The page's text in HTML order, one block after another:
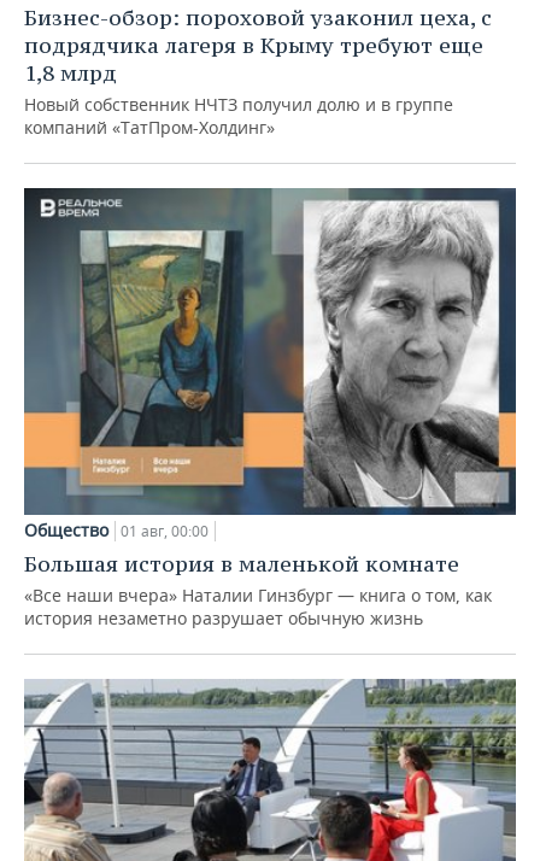
Бизнес-обзор: пороховой узаконил цеха, с
подрядчика лагеря в Крыму требуют еще
1,8 млрд
Новый собственник НЧТЗ получил долю и в группе
компаний «ТатПром-Холдинг»
Общество 01 авг, 00:00
Большая история в маленькой комнате
«Все наши вчера» Наталии Гинзбург — книга о том, как
история незаметно разрушает обычную жизнь